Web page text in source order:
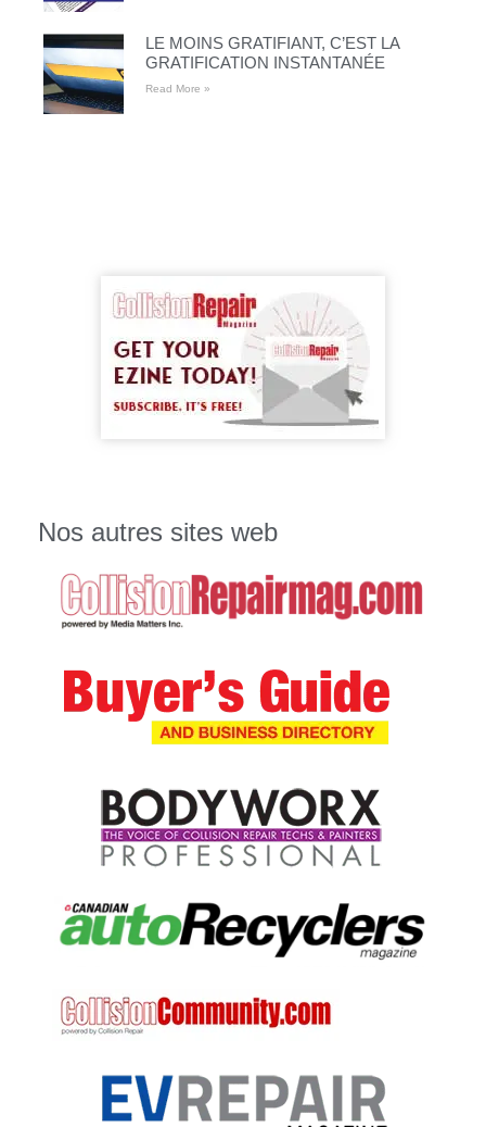
LE MOINS GRATIFIANT, C’EST LA
GRATIFICATION INSTANTANÉE
Read More »
Nos autres sites web